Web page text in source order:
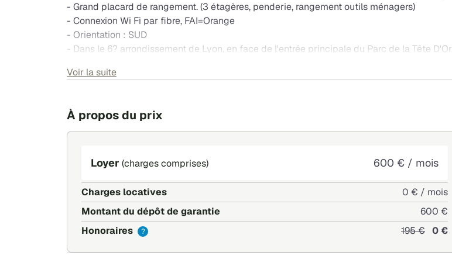
- Grand placard de rangement. (3 étagères, penderie, rangement outils ménagers)
- Connexion Wi Fi par fibre, FAI=Orange
- Orientation : SUD
- Dans le 6? arrondissement de Lyon, en face de l'entrée principale du Parc de la Tête D'Or.
Avec 2 fenêtres, donnant sur cour privative. Espace vert fleuri. Fontaine avec jets d'eau
-Environnement très calme et silencieux.
-Commerces de proximité à moins de 300 mètres.
-Locomotion :
C5 à 150 mètres, C4 à 150 mètres.
Metro Foch 10 min. à pied ou correspondance avec C5 (3min.)
-Occupation individuelle et unipersonnelle.
-Caution solidaire exigée.
- Prix de la Location 600 € (Loyer 400 €. Charges 200 €)
Voir la suite
À propos du prix
Loyer (charges comprises) 600 € / mois
Charges locatives
0 € / mois
Montant du dépôt de garantie
600 €
Honoraires
? 195 € 0 €